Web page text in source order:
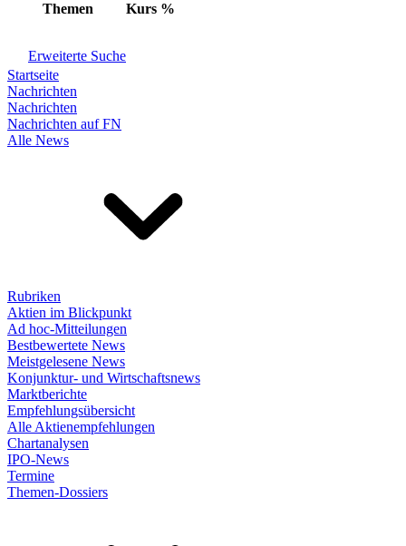
Themen Kurs %
Erweiterte Suche
Startseite
Nachrichten
Nachrichten
Nachrichten auf FN
Alle News
Rubriken
Aktien im Blickpunkt
Ad hoc-Mitteilungen
Bestbewertete News
Meistgelesene News
Konjunktur- und Wirtschaftsnews
Marktberichte
Empfehlungsübersicht
Alle Aktienempfehlungen
Chartanalysen
IPO-News
Termine
Themen-Dossiers